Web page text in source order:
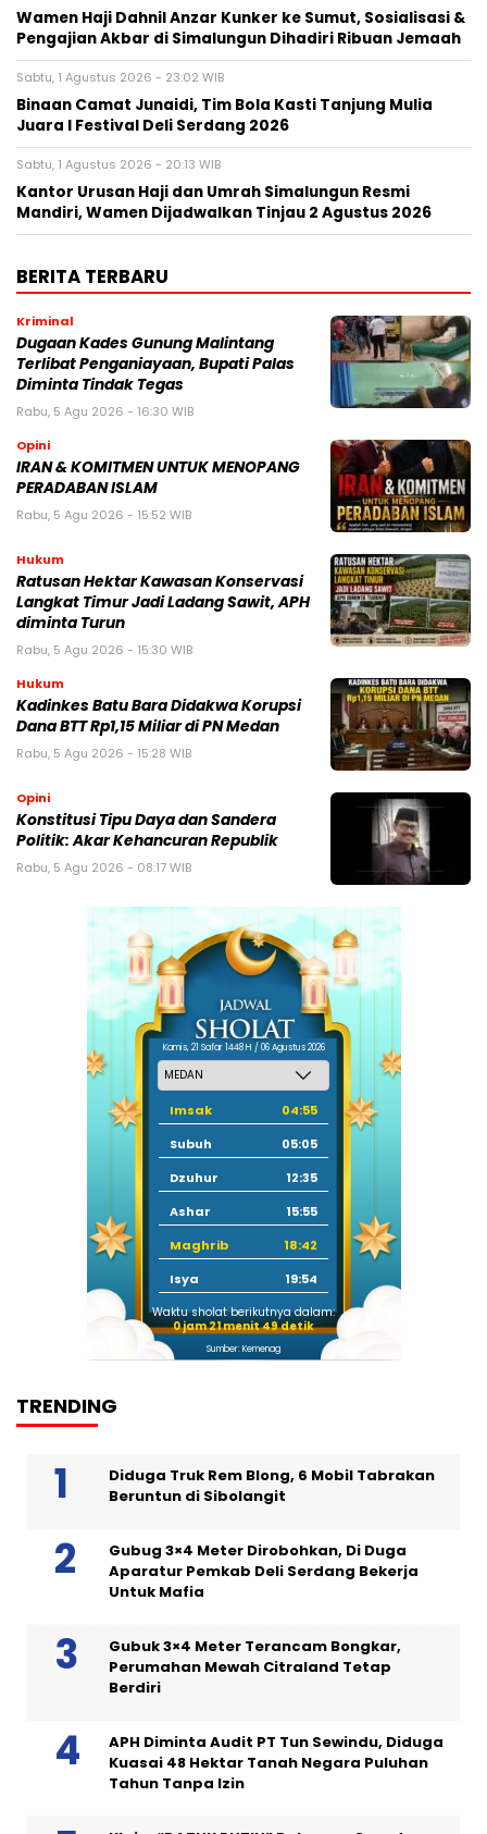
Wamen Haji Dahnil Anzar Kunker ke Sumut, Sosialisasi &
Pengajian Akbar di Simalungun Dihadiri Ribuan Jemaah
Sabtu, 1 Agustus 2026 - 23:02 WIB
Binaan Camat Junaidi, Tim Bola Kasti Tanjung Mulia
Juara I Festival Deli Serdang 2026
Sabtu, 1 Agustus 2026 - 20:13 WIB
Kantor Urusan Haji dan Umrah Simalungun Resmi
Mandiri, Wamen Dijadwalkan Tinjau 2 Agustus 2026
BERITA TERBARU
Kriminal
Dugaan Kades Gunung Malintang
Terlibat Penganiayaan, Bupati Palas
Diminta Tindak Tegas
Rabu, 5 Agu 2026 - 16:30 WIB
Opini
IRAN & KOMITMEN UNTUK MENOPANG
PERADABAN ISLAM
Rabu, 5 Agu 2026 - 15:52 WIB
Hukum
Ratusan Hektar Kawasan Konservasi
Langkat Timur Jadi Ladang Sawit, APH
diminta Turun
Rabu, 5 Agu 2026 - 15:30 WIB
Hukum
Kadinkes Batu Bara Didakwa Korupsi
Dana BTT Rp1,15 Miliar di PN Medan
Rabu, 5 Agu 2026 - 15:28 WIB
Opini
Konstitusi Tipu Daya dan Sandera
Politik: Akar Kehancuran Republik
Rabu, 5 Agu 2026 - 08:17 WIB
Kamis, 21 Safar 1448 H / 06 Agustus 2026
Imsak
04:55
Subuh
05:05
Dzuhur
12:35
Ashar
15:55
Maghrib
18:42
Isya
19:54
Waktu sholat berikutnya dalam:
0 jam 21 menit 48 detik
Sumber: Kemenag
TRENDING
Diduga Truk Rem Blong, 6 Mobil Tabrakan
Beruntun di Sibolangit
Gubug 3×4 Meter Dirobohkan, Di Duga
Aparatur Pemkab Deli Serdang Bekerja
Untuk Mafia
Gubuk 3×4 Meter Terancam Bongkar,
Perumahan Mewah Citraland Tetap
Berdiri
APH Diminta Audit PT Tun Sewindu, Diduga
Kuasai 48 Hektar Tanah Negara Puluhan
Tahun Tanpa Izin